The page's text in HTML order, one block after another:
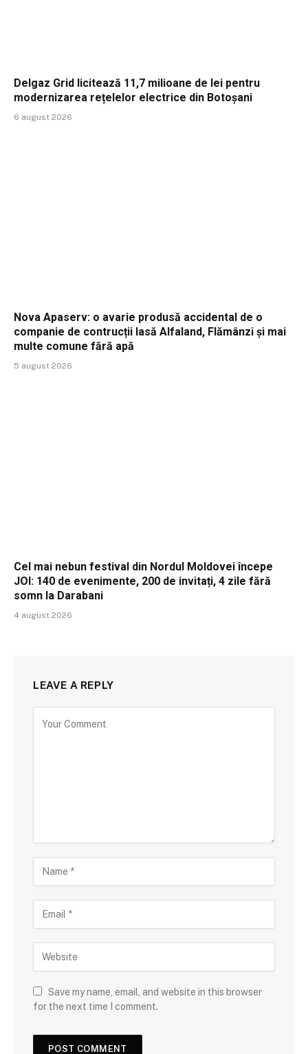
Delgaz Grid licitează 11,7 milioane de lei pentru
modernizarea rețelelor electrice din Botoșani
6 august 2026
Nova Apaserv: o avarie produsă accidental de o
companie de contrucții lasă Alfaland, Flămânzi și mai
multe comune fără apă
5 august 2026
Cel mai nebun festival din Nordul Moldovei începe
JOI: 140 de evenimente, 200 de invitați, 4 zile fără
somn la Darabani
4 august 2026
LEAVE A REPLY
Save my name, email, and website in this browser
for the next time I comment.